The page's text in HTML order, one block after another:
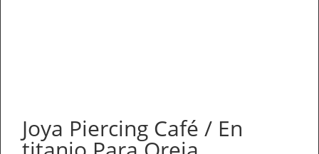
Joya Piercing Café / En